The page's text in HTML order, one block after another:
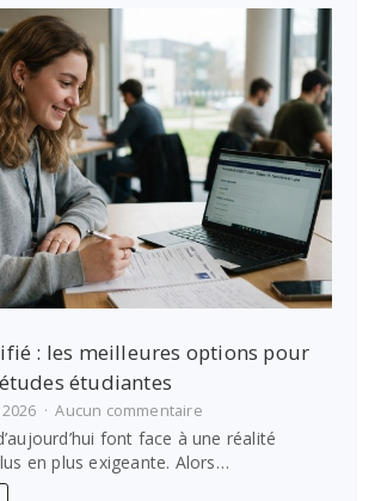
Antémed
Epsilon
!
: les meilleures options pour
étudiantes
Aucun commentairesur
Crédit
simplifié
:
font face à une réalité
en plus exigeante. Alors…